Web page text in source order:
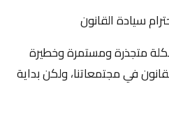
سيادة القانون
متجذرة ومستمرة وخطيرة
في مجتمعاتنا، ولكن بداية